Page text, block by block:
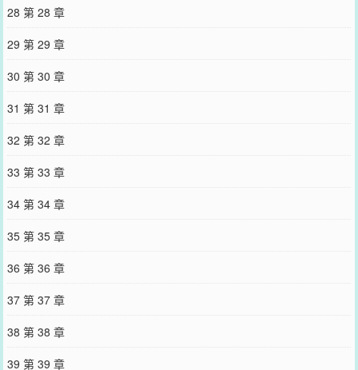
28 第 28 章
29 第 29 章
30 第 30 章
31 第 31 章
32 第 32 章
33 第 33 章
34 第 34 章
35 第 35 章
36 第 36 章
37 第 37 章
38 第 38 章
39 第 39 章